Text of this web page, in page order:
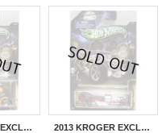
2013 KROGER EXCLUSIVE HALLOWEEN 【HIWAY HAULER II】 FLAT BLACK-ORANGE/5SP (白い部分は蓄光）
2013 KROGER EXCLUSIVE HALLOWEEN 【RIGOR MOTOR】 PINK-BLACK/O5 (白いガイコツ部分は蓄光）